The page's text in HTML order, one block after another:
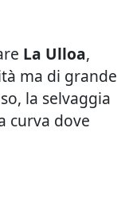
La Ulloa,
ma di grande
la selvaggia
curva dove